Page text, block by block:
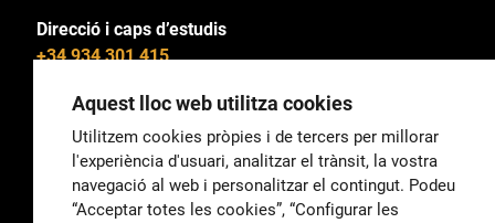
Direcció i caps d’estudis
+34 934 301 415
General
correu@escoladeltreball.org
Aquest lloc web utilitza cookies
Utilitzem cookies pròpies i de tercers per millorar
l'experiència d'usuari, analitzar el trànsit, la vostra
navegació al web i personalitzar el contingut. Podeu
“Acceptar totes les cookies”, “Configurar les